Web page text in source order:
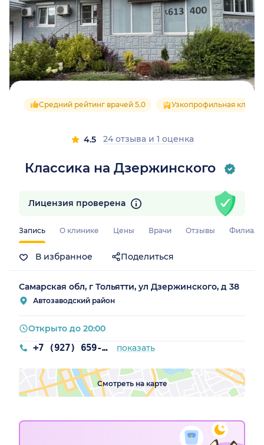
Классика на Дзержинского
Средний рейтинг врачей 5.0 Узкопрофильная
4.5 24 отзыва и 1 оценка
Запись О клинике Цены Врачи Отзывы Филиалы
В избранное Поделиться
Лицензия проверена
Самарская обл, г Тольятти, ул Дзержинского, д 38
Автозаводский район
+7 (927) 659-94-00 показать
Открыто до 20:00
Смотреть на карте